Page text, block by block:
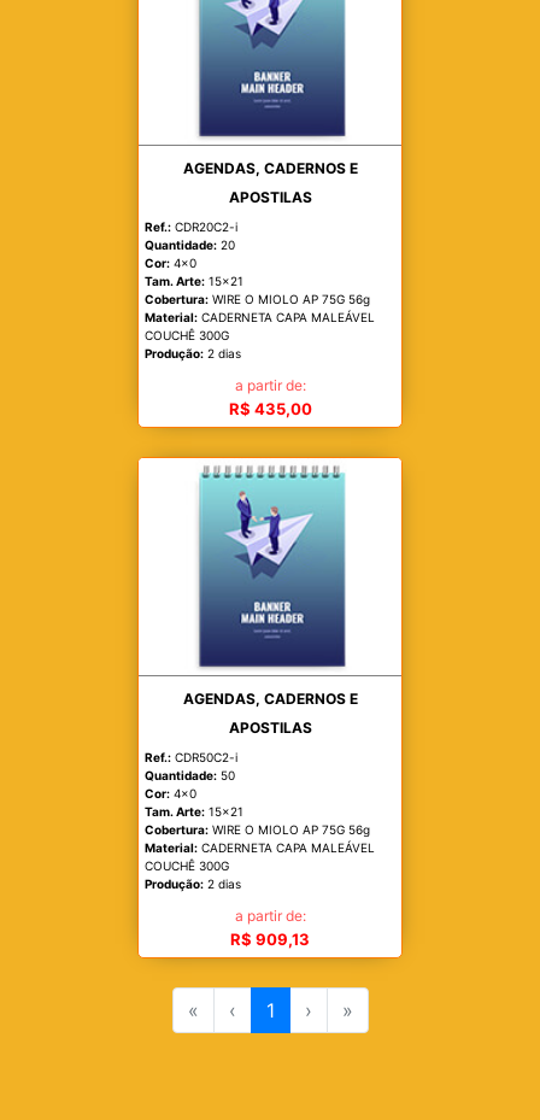
AGENDAS, CADERNOS E
APOSTILAS
Ref.: CDR20C2-i
Quantidade: 20
Cor: 4x0
Tam. Arte: 15x21
Cobertura: WIRE O MIOLO AP 75G 56g
Material: CADERNETA CAPA MALEÁVEL
COUCHÊ 300G
Produção: 2 dias
a partir de:
R$ 435,00
AGENDAS, CADERNOS E
APOSTILAS
Ref.: CDR50C2-i
Quantidade: 50
Cor: 4x0
Tam. Arte: 15x21
Cobertura: WIRE O MIOLO AP 75G 56g
Material: CADERNETA CAPA MALEÁVEL
COUCHÊ 300G
Produção: 2 dias
a partir de:
R$ 909,13
« ‹ 1 › »